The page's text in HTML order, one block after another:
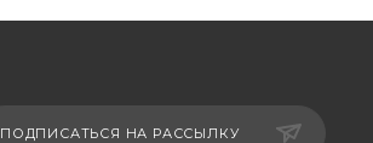
ПОДПИСАТЬСЯ НА РАССЫЛКУ